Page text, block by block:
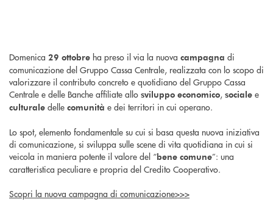
Domenica 29 ottobre ha preso il via la nuova campagna di
comunicazione del Gruppo Cassa Centrale, realizzata con lo scopo di
valorizzare il contributo concreto e quotidiano del Gruppo Cassa
Centrale e delle Banche affiliate allo sviluppo economico, sociale e
culturale delle comunità e dei territori in cui operano.
Lo spot, elemento fondamentale su cui si basa questa nuova iniziativa
di comunicazione, si sviluppa sulle scene di vita quotidiana in cui si
veicola in maniera potente il valore del “bene comune”: una
caratteristica peculiare e propria del Credito Cooperativo.
Scopri la nuova campagna di comunicazione>>>